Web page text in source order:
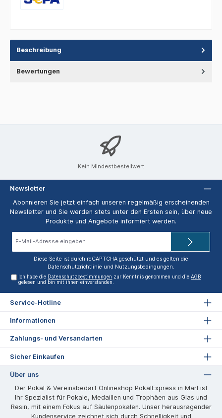
Beschreibung
Bewertungen
Kein Mindestbestellwert
Newsletter
Abonnieren Sie jetzt einfach unseren regelmäßig erscheinenden
Newsletter und Sie werden stets unter den Ersten sein, über neue
Produkte und Angebote informiert werden.
Diese Seite ist durch reCAPTCHA geschützt und es gelten die
Datenschutzrichtlinie und Nutzungsbedingungen.
Ich habe die Datenschutzbestimmungen zur Kenntnis genommen und dieAGB
gelesen und bin mit ihnen einverstanden.
Service-Hotline
Informationen
Zahlungs- und Versandarten
Sicher Einkaufen
Über uns
Der Pokal & Vereinsbedarf Onlineshop PokalExpress in Marl ist
Ihr Spezialist für Pokale, Medaillen und Trophäen aus Glas und
Resin, mit einem Fokus auf Säulenpokalen. Unser herausragender
Kundenservice zeichnet sich durch Schnelligkeit und